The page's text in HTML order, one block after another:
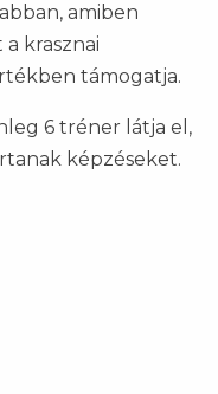
amiben
krasznai
támogatja.
6 tréner látja el,
képzéseket.